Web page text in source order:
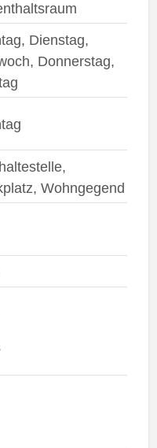
Dienstag,
Donnerstag,
Wohngegend